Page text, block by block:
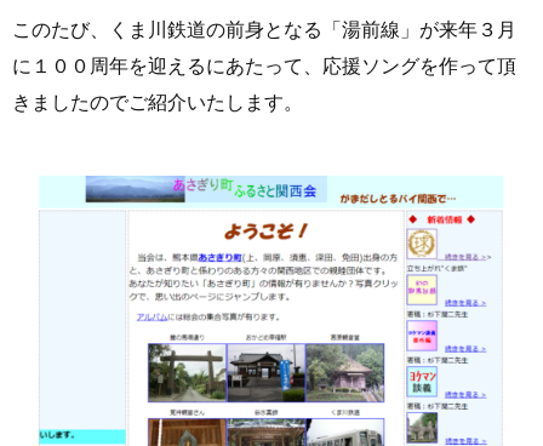
このたび、くま川鉄道の前身となる「湯前線」が来年３月
に１００周年を迎えるにあたって、応援ソングを作って頂
きましたのでご紹介いたします。